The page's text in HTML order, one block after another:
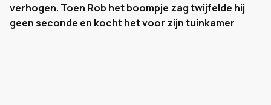
verhogen. Toen Rob het boompje zag twijfelde hij
geen seconde en kocht het voor zijn tuinkamer